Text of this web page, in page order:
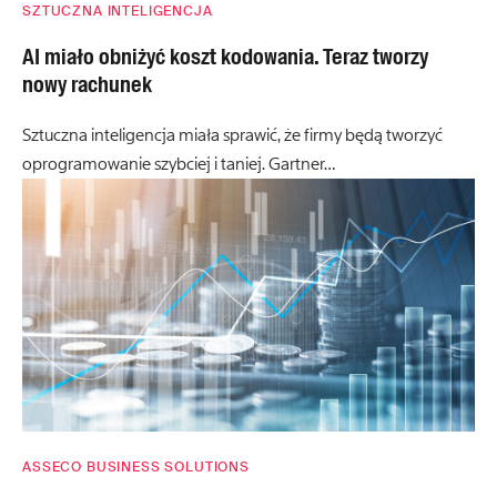
SZTUCZNA INTELIGENCJA
AI miało obniżyć koszt kodowania. Teraz tworzy
nowy rachunek
Sztuczna inteligencja miała sprawić, że firmy będą tworzyć
oprogramowanie szybciej i taniej. Gartner…
ASSECO BUSINESS SOLUTIONS